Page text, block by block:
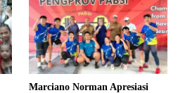
Marciano Norman Apresiasi